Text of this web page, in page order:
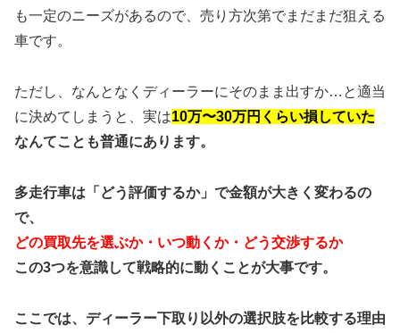
も一定のニーズがあるので、売り方次第でまだまだ狙える
車です。
ただし、なんとなくディーラーにそのまま出すか…と適当
に決めてしまうと、実は10万〜30万円くらい損していた
なんてことも普通にあります。
多走行車は「どう評価するか」で金額が大きく変わるの
で、
どの買取先を選ぶか・いつ動くか・どう交渉するか
この3つを意識して戦略的に動くことが大事です。
ここでは、ディーラー下取り以外の選択肢を比較する理由